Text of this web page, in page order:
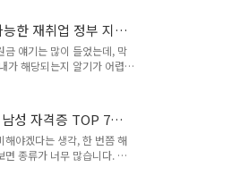
한 재취업 정부 지원
금 얘기는 많이 들었는데, 막
가 해당되는지 알기가 어렵습
로 운영 중인 50대·60대 재
까지 읽어보세요. !! 이 글의
취업 준비 기간 동안 최대
만원까지 받을 수 있습니
해당 글로 이동됩니다. 1.
지원금 5가지3. 50대 60대
성 자격증 TOP 7
해야겠다는 생각, 한 번쯤 해
종류가 너무 많습니다. 전
지사… 뭘 골라야 할지 모르